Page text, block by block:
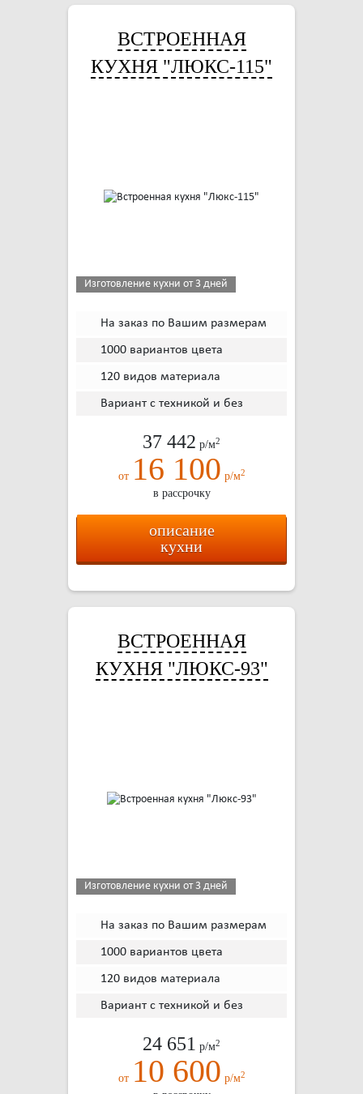
ВСТРОЕННАЯ
КУХНЯ "ЛЮКС-115"
Изготовление кухни от 3 дней
На заказ по Вашим размерам
1000 вариантов цвета
120 видов материала
Вариант с техникой и без
37 442 р/м2
от 16 100 р/м2
в рассрочку
описание
кухни
ВСТРОЕННАЯ
КУХНЯ "ЛЮКС-93"
Изготовление кухни от 3 дней
На заказ по Вашим размерам
1000 вариантов цвета
120 видов материала
Вариант с техникой и без
24 651 р/м2
от 10 600 р/м2